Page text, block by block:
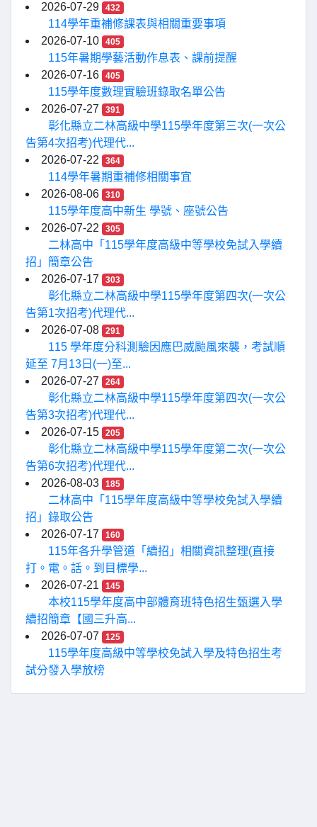
2026-07-29
432
114學年重補修課表與相關重要事項
2026-07-10
405
115年暑期學藝活動作息表、課前提醒
2026-07-16
405
115學年度數理實驗班錄取名單公告
2026-07-27
391
彰化縣立二林高級中學115學年度第三次(一次公
告第4次招考)代理代...
2026-07-22
364
114學年暑期重補修相關事宜
2026-08-06
310
115學年度高中新生 學號、座號公告
2026-07-22
305
二林高中「115學年度高級中等學校免試入學續
招」簡章公告
2026-07-17
303
彰化縣立二林高級中學115學年度第四次(一次公
告第1次招考)代理代...
2026-07-08
291
115 學年度分科測驗因應巴威颱風來襲，考試順
延至 7月13日(一)至...
2026-07-27
264
彰化縣立二林高級中學115學年度第四次(一次公
告第3次招考)代理代...
2026-07-15
205
彰化縣立二林高級中學115學年度第二次(一次公
告第6次招考)代理代...
2026-08-03
185
二林高中「115學年度高級中等學校免試入學續
招」錄取公告
2026-07-17
160
115年各升學管道「續招」相關資訊整理(直接
打。電。話。到目標學...
2026-07-21
145
本校115學年度高中部體育班特色招生甄選入學
續招簡章【國三升高...
2026-07-07
125
115學年度高級中等學校免試入學及特色招生考
試分發入學放榜